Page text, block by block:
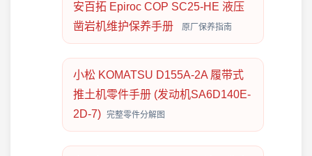
安百拓 Epiroc COP SC25-HE 液压
凿岩机维护保养手册
原厂保养指南
小松 KOMATSU D155A-2A 履带式
推土机零件手册 (发动机SA6D140E-
2D-7) 完整零件分解图